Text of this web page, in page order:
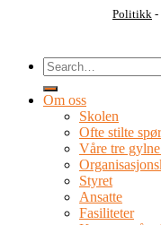
Politikk -
Om oss
Skolen
Ofte stilte
Våre tre
Styret
Ansatte
Fasiliteter